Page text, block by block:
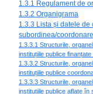
1.3.1 Regulament de
1.3.2 Organigrama
1.3.3 Lista și datele
subordinea/
1.3.3.1 Structurile,
instituțiile publice
1.3.3.2 Structurile,
instituțiile publice
1.3.3.3 Structurile,
instituțiile publice aflate în